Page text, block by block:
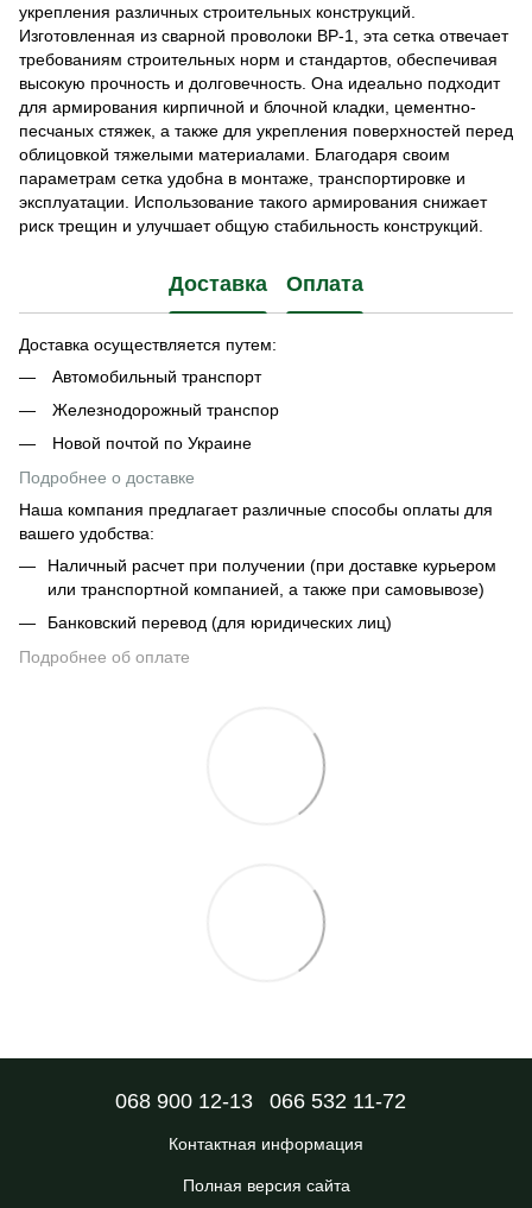
укрепления различных строительных конструкций.
Изготовленная из сварной проволоки ВР-1, эта сетка отвечает
требованиям строительных норм и стандартов, обеспечивая
высокую прочность и долговечность. Она идеально подходит
для армирования кирпичной и блочной кладки, цементно-
песчаных стяжек, а также для укрепления поверхностей перед
облицовкой тяжелыми материалами. Благодаря своим
параметрам сетка удобна в монтаже, транспортировке и
эксплуатации. Использование такого армирования снижает
риск трещин и улучшает общую стабильность конструкций.
Доставка Оплата
Доставка осуществляется путем:
Автомобильный транспорт
Железнодорожный транспор
Новой почтой по Украине
Подробнее о доставке
Наша компания предлагает различные способы оплаты для
вашего удобства:
Наличный расчет при получении (при доставке курьером
или транспортной компанией, а также при самовывозе)
Банковский перевод (для юридических лиц)
Подробнее об оплате
068 900 12-13 066 532 11-72
Контактная информация
Полная версия сайта